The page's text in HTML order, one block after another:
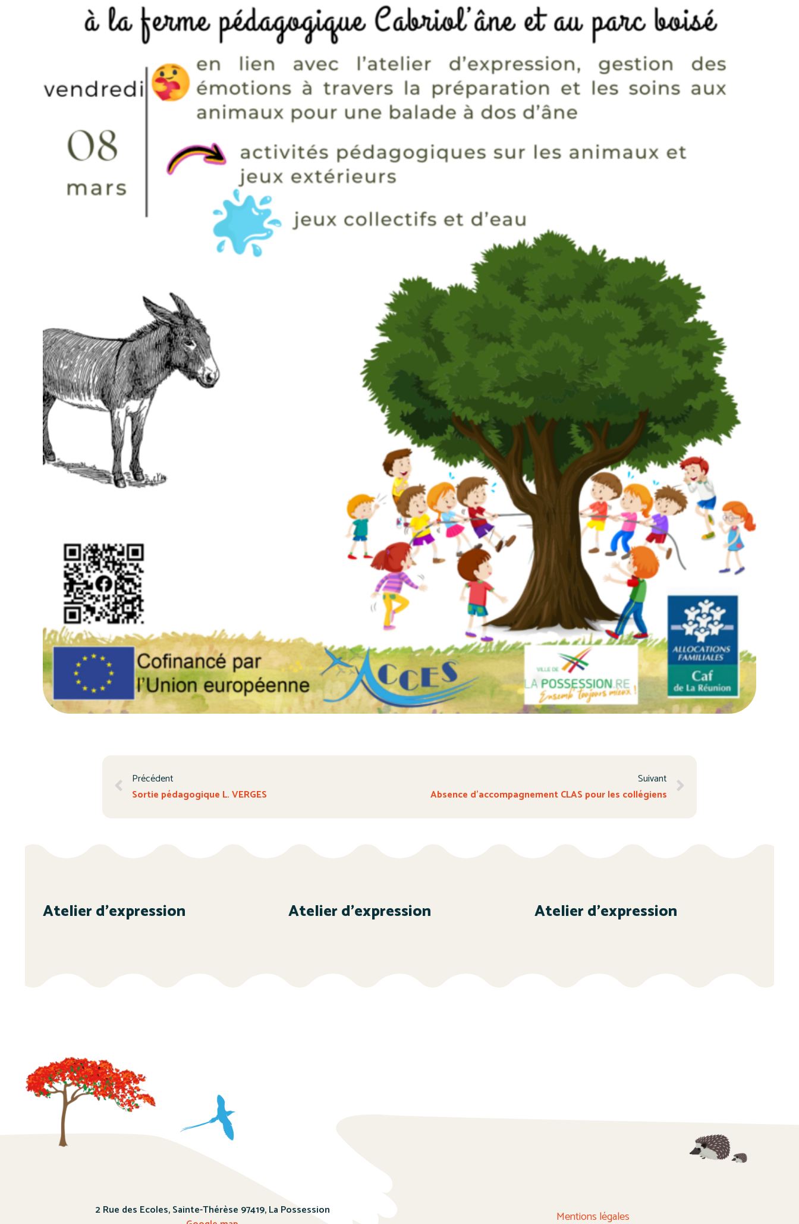
Précédent
Sortie pédagogique L. VERGES
Suivant
Absence d’accompagnement CLAS pour les collégiens
Atelier d’expression Atelier d’expression Atelier d’expression
2 Rue des Ecoles, Sainte-Thérèse 97419, La Possession
Mentions légales